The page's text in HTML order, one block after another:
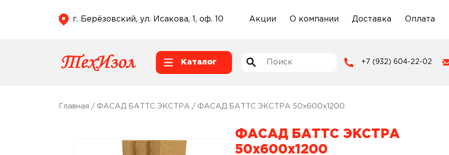
г. Берёзовский, ул. Исакова, 1, оф. 10 Акции О компании Доставка Оплата
Каталог +7 (932) 604-22-02
Главная / ФАСАД БАТТС ЭКСТРА / ФАСАД БАТТС ЭКСТРА 50x600x1200
ФАСАД БАТТС ЭКСТРА
50x600x1200